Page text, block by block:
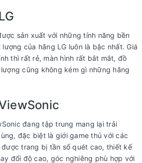
sản xuất với những tính năng bền
của hãng LG luôn là bậc nhất. Giá
thì rất rẻ, màn hình rất bắt mắt, đồ
cũng không kém gì những hãng
đang tập trung mang lại trải
đặc biệt là giới game thủ với các
được trang bị tần số quét cao, thiết kế
đổi độ cao, góc nghiêng phù hợp với